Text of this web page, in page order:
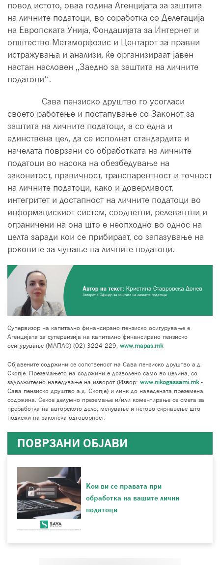
повод истото, оваа година Агенцијата за заштита
на личните податоци, во соработка со Делегација
на Европската Унија, Фондацијата за Интернет и
општество Метаморфозис и Центарот за правни
истражувања и анализи, ќе организираат јавен
настан насловен ,,Заедно за заштита на личните
податоци‘‘.
Сава пензиско друштво го усогласи
своето работење и постапување со Законот за
заштита на личните податоци, а со една и
единствена цел, да се исполнат стандардите и
начелата поврзани со обработката на личните
податоци во насока на обезбедување на
законитост, правичност, транспарентност и точност
на личните податоци, како и доверливост,
интегритет и достапност на личните податоци во
информацискиот систем, соодветни, релевантни и
ограничени на она што е неопходно во однос на
целта заради кои се прибираат, со запазување на
роковите за чување на личните податоци.
Супервизор на капитално финансирано пензиско осигурување е
Агенцијата за супервизија на капитално финансирано пензиско
осигурување (МАПАС) (02) 3224 229, www.mapas.mk
Објавените содржини се сопственост на Сава пензиско друштво а.д.
Скопје. Преземањето на содржини е дозволено само во целина, со
задолжително наведување на изворот (Извор: www.nikogassami.mk-
Сава пензиско друштво а.д. Скопје) и линк до наведената преземена
содржина. Секое делумно преземање и/или коментирање се смета за
преработка на авторското дело, менување и негово скрнавење што
подлежи на законска одговорност.
ПОВРЗАНИ ОБЈАВИ
Кои ви се правата при
обработка на вашите лични
податоци